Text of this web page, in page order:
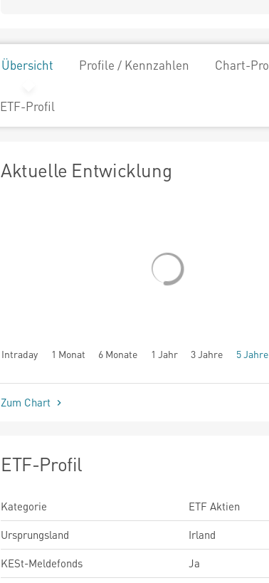
Übersicht Profile / Kennzahlen Chart-Pro
ETF-Profil
Aktuelle Entwicklung
Intraday 1 Monat 6 Monate 1 Jahr 3 Jahre 5 Jahre
seit Beginn
Zum Chart
ETF-Profil
Kategorie
ETF Aktien
Ursprungsland
Irland
KESt-Meldefonds
Ja